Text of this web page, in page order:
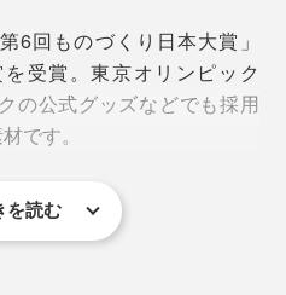
6回ものづくり日本大賞」
受賞。東京オリンピック
の公式グッズなどでも採用
です。
を読む